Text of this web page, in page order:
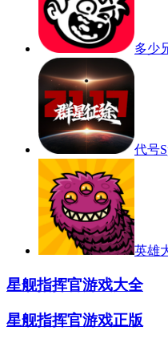
多少
代号
英雄
星舰指挥官游戏大全
星舰指挥官游戏正版